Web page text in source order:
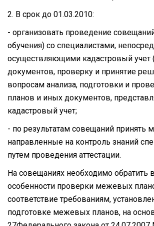
2. В срок до 01.03.2010:
- организовать проведение
обучения) со специалистами,
осуществляющими кадастровый учет
документов, проверку и принятие
вопросам анализа, подготовки и
планов и иных документов,
кадастровый учет;
- по результатам совещаний принять
направленные на контроль знаний
путем проведения аттестации.
На совещаниях необходимо обратить
особенности проверки межевых
соответствие требованиям,
подготовке межевых планов, на